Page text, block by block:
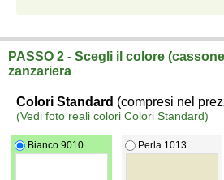
PASSO 2 - Scegli il colore
zanzariera
Colori Standard (compresi nel
(Vedi foto reali colori Colori Standard)
Bianco 9010 Perla 1013